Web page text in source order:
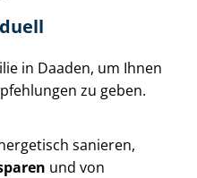
in Daaden, um Ihnen
zu geben.
sanieren,
und von